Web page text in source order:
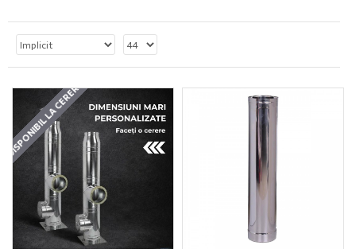
DISPONIBIL LA CERERE